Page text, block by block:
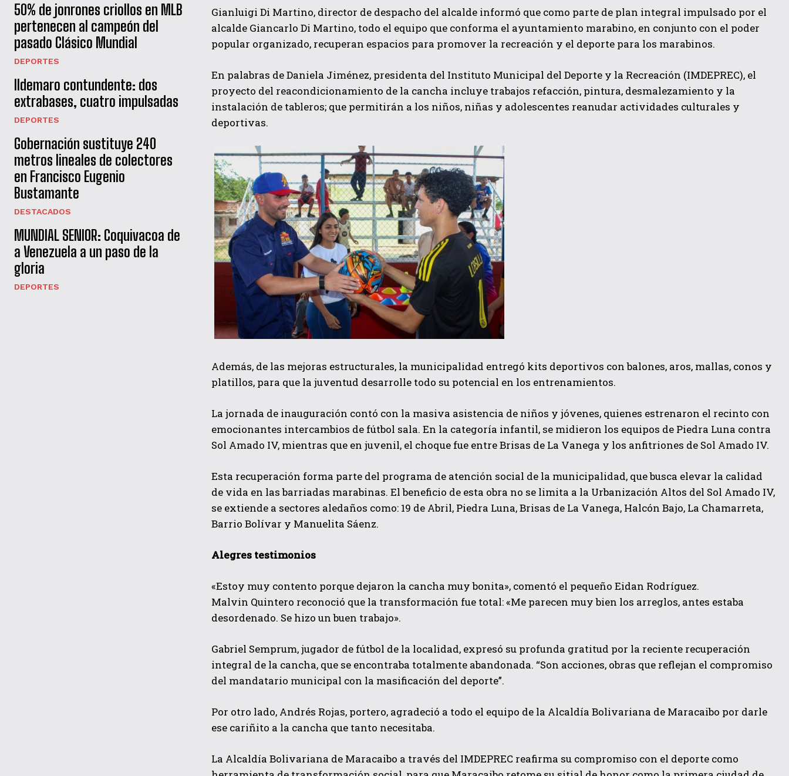
50% de jonrones criollos en MLB
pertenecen al campeón del
pasado Clásico Mundial
DEPORTES
Ildemaro contundente: dos
extrabases, cuatro impulsadas
DEPORTES
Gobernación sustituye 240
metros lineales de colectores
en Francisco Eugenio
Bustamante
DESTACADOS
MUNDIAL SENIOR: Coquivacoa de
a Venezuela a un paso de la
gloria
DEPORTES
Gianluigi Di Martino, director de despacho del alcalde informó que como parte de plan integral impulsado por el
alcalde Giancarlo Di Martino, todo el equipo que conforma el ayuntamiento marabino, en conjunto con el poder
popular organizado, recuperan espacios para promover la recreación y el deporte para los marabinos.
En palabras de Daniela Jiménez, presidenta del Instituto Municipal del Deporte y la Recreación (IMDEPREC), el
proyecto del reacondicionamiento de la cancha incluye trabajos refacción, pintura, desmalezamiento y la
instalación de tableros; que permitirán a los niños, niñas y adolescentes reanudar actividades culturales y
deportivas.
Además, de las mejoras estructurales, la municipalidad entregó kits deportivos con balones, aros, mallas, conos y
platillos, para que la juventud desarrolle todo su potencial en los entrenamientos.
La jornada de inauguración contó con la masiva asistencia de niños y jóvenes, quienes estrenaron el recinto con
emocionantes intercambios de fútbol sala. En la categoría infantil, se midieron los equipos de Piedra Luna contra
Sol Amado IV, mientras que en juvenil, el choque fue entre Brisas de La Vanega y los anfitriones de Sol Amado IV.
Esta recuperación forma parte del programa de atención social de la municipalidad, que busca elevar la calidad
de vida en las barriadas marabinas. El beneficio de esta obra no se limita a la Urbanización Altos del Sol Amado IV,
se extiende a sectores aledaños como: 19 de Abril, Piedra Luna, Brisas de La Vanega, Halcón Bajo, La Chamarreta,
Barrio Bolívar y Manuelita Sáenz.
Alegres testimonios
«Estoy muy contento porque dejaron la cancha muy bonita», comentó el pequeño Eidan Rodríguez.
Malvin Quintero reconoció que la transformación fue total: «Me parecen muy bien los arreglos, antes estaba
desordenado. Se hizo un buen trabajo».
Gabriel Semprum, jugador de fútbol de la localidad, expresó su profunda gratitud por la reciente recuperación
integral de la cancha, que se encontraba totalmente abandonada. “Son acciones, obras que reflejan el compromiso
del mandatario municipal con la masificación del deporte”.
Por otro lado, Andrés Rojas, portero, agradeció a todo el equipo de la Alcaldía Bolivariana de Maracaibo por darle
ese cariñito a la cancha que tanto necesitaba.
La Alcaldía Bolivariana de Maracaibo a través del IMDEPREC reafirma su compromiso con el deporte como